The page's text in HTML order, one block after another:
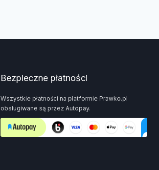
Bezpieczne płatności
Wszystkie płatności na platformie Prawko.pl
obsługiwane są przez Autopay.